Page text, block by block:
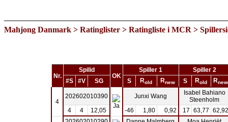
Mahjong Danmark > Ratinglister > Ratingliste i MCR >
Nr.
Spilid
OK
Spiller 1
Spiller 2
#S
#V SG S Rold Rnew S Rold Rnew
4
202602010390 Junxi Wang
Isabel Bahiano
Steenholm
4
4 12,05 -46 1,80 0,92 17 63,77 62,92